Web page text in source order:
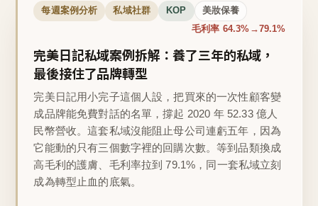
每週案例分析 私域社群 KOP 美妝保養
毛利率 64.3%→79.1%
完美日記私域案例拆解：養了三年的私域，
最後接住了品牌轉型
完美日記用小完子這個人設，把買來的一次性顧客變
成品牌能免費對話的名單，撐起 2020 年 52.33 億人
民幣營收。這套私域沒能阻止母公司連虧五年，因為
它能動的只有三個數字裡的回購次數。等到品類換成
高毛利的護膚、毛利率拉到 79.1%，同一套私域立刻
成為轉型止血的底氣。